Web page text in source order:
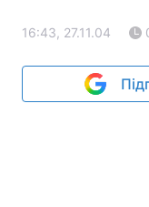
16:43, 27.11.04